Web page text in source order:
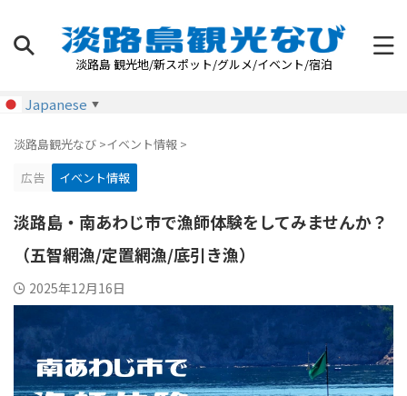
淡路島 観光地/新スポット/グルメ/イベント/宿泊
Japanese ▼
淡路島観光なび >イベント情報 >
広告
イベント情報
淡路島・南あわじ市で漁師体験をしてみませんか？
（五智網漁/定置網漁/底引き漁）
2025年12月16日